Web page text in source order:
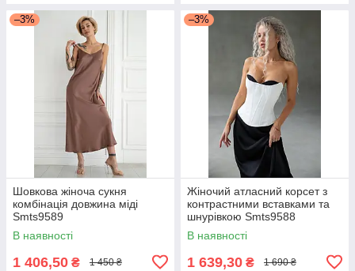
–3%
Шовкова жіноча сукня
комбінація довжина міді
Smts9589
В наявності
1 406,50 ₴ 1 450 ₴
–3%
Жіночий атласний корсет з
контрастними вставками та
шнурівкою Smts9588
В наявності
1 639,30 ₴ 1 690 ₴